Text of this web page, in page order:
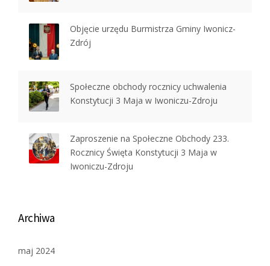
Objęcie urzędu Burmistrza Gminy Iwonicz-
Zdrój
Społeczne obchody rocznicy uchwalenia
Konstytucji 3 Maja w Iwoniczu-Zdroju
Zaproszenie na Społeczne Obchody 233.
Rocznicy Święta Konstytucji 3 Maja w
Iwoniczu-Zdroju
Archiwa
maj 2024